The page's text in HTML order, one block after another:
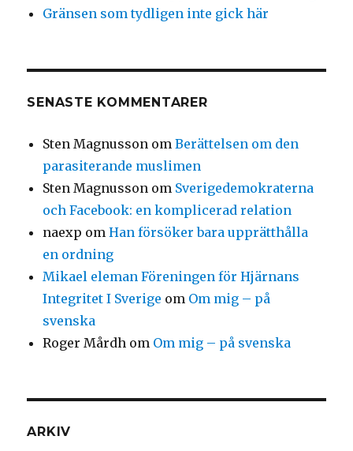
Gränsen som tydligen inte gick här
SENASTE KOMMENTARER
Sten Magnusson omBerättelsen om den
parasiterande muslimen
Sten Magnusson om Sverigedemokraterna
och Facebook: en komplicerad relation
naexp omHan försöker bara upprätthålla
en ordning
Mikael eleman Föreningen för Hjärnans
Integritet I Sverige om Om mig – på
svenska
Roger Mårdh om Om mig – på svenska
ARKIV